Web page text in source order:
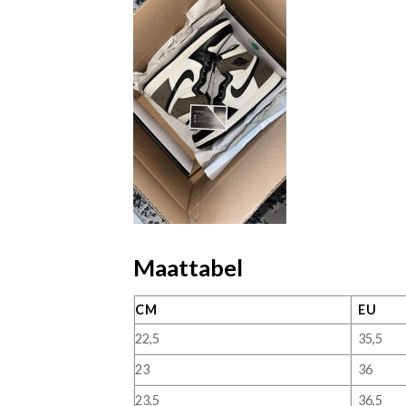
Maattabel
CM EU
22,5
35,5
23
36
23,5
36,5